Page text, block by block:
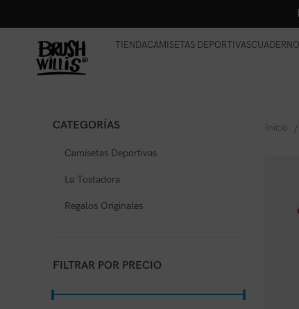
TIENDACAMISETAS DEPORTIVAS
CATEGORÍAS
Camisetas Deportivas
La Tostadora
Regalos Originales
FILTRAR POR PRECIO
Inicio